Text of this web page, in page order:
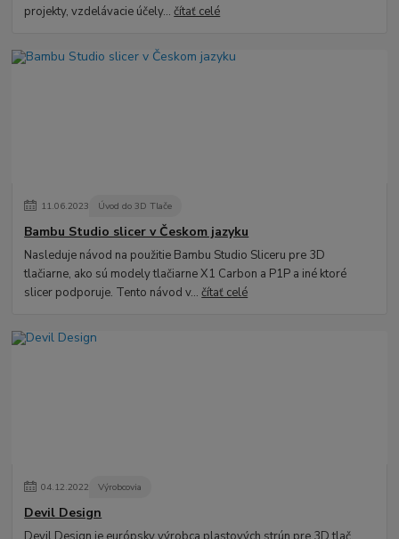
projekty, vzdelávacie účely...čítať celé
11.06.2023 Úvod do 3D Tlače
Bambu Studio slicer v Českom jazyku
Nasleduje návod na použitie Bambu Studio Sliceru pre 3D
tlačiarne, ako sú modely tlačiarne X1 Carbon a P1P a iné ktoré
slicer podporuje. Tento návod v...čítať celé
04.12.2022 Výrobcovia
Devil Design